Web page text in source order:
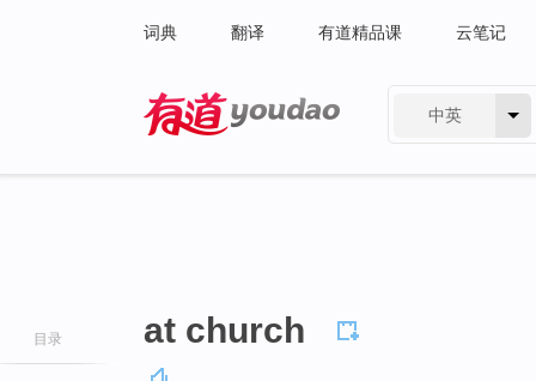
词典 翻译 有道精品课 云笔记
中英
目录 at church